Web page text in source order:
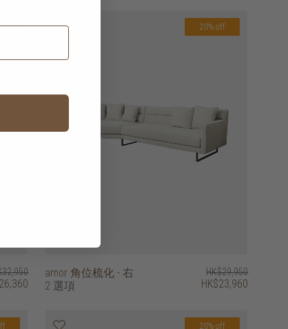
20% off
amor 角位梳化 - 右
2 選項
HK$29,950
HK$23,960
20% off